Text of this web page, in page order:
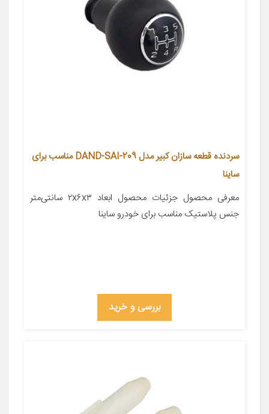
سردنده قطعه سازان کبیر مدل DAND-SAI-209 مناسب برای
ساینا
معرفی محصول جزئیات محصول ابعاد ۲x۶x۳ سانتی‌متر
جنس پلاستیک مناسب برای خودرو ساینا
بررسی و خرید